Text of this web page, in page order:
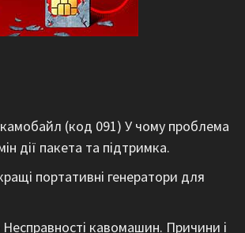
(код 091) У чому проблема
дії пакета та підтримка.
портативні генератори для
Несправності кавомашин. Причини і